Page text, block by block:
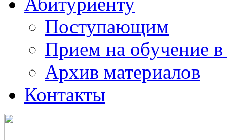
Поступающим
Прием на обучение в
Архив материалов
Контакты